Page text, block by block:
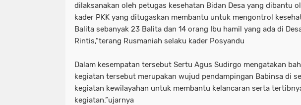
dilaksanakan oleh petugas kesehatan Bidan Desa yang dibantu
kader PKK yang ditugaskan membantu untuk mengontrol
Balita sebanyak 23 Balita dan 14 orang Ibu hamil yang ada di
Rintis,”terang Rusmaniah selaku kader Posyandu
Dalam kesempatan tersebut Sertu Agus Sudirgo mengatakan
kegiatan tersebut merupakan wujud pendampingan Babinsa di
kegiatan kewilayahan untuk membantu kelancaran serta
kegiatan.”ujarnya